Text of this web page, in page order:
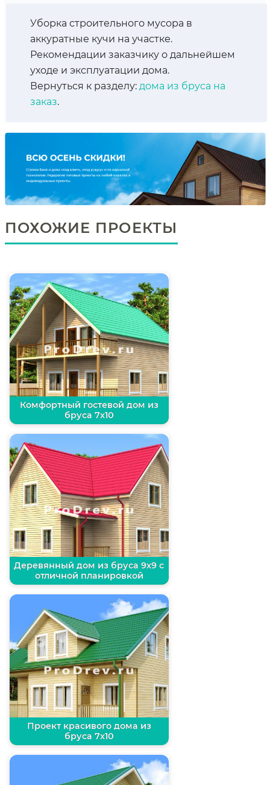
Уборка строительного мусора в
аккуратные кучи на участке.
Рекомендации заказчику о дальнейшем
уходе и эксплуатации дома.
Вернуться к разделу: дома из бруса на
заказ.
ПОХОЖИЕ ПРОЕКТЫ
Комфортный гостевой дом из
бруса 7х10
Деревянный дом из бруса 9х9 с
отличной планировкой
Проект красивого дома из
бруса 7х10